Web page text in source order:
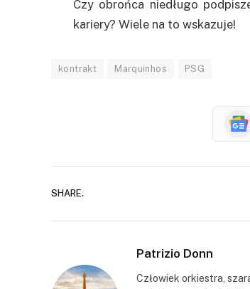
Czy obrońca niedługo
kariery? Wiele na to wskazuje!
kontrakt Marquinhos PSG
SHARE.
Patrizio Donn
Człowiek orkiestra,